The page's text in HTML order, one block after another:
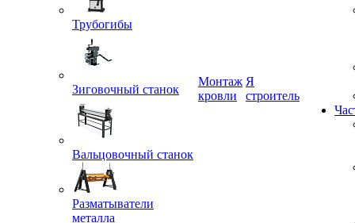
Трубогибы
Зиговочный станок
Вальцовочный станок
Разматыватели
металла
Монтаж
кровли
Я
строитель